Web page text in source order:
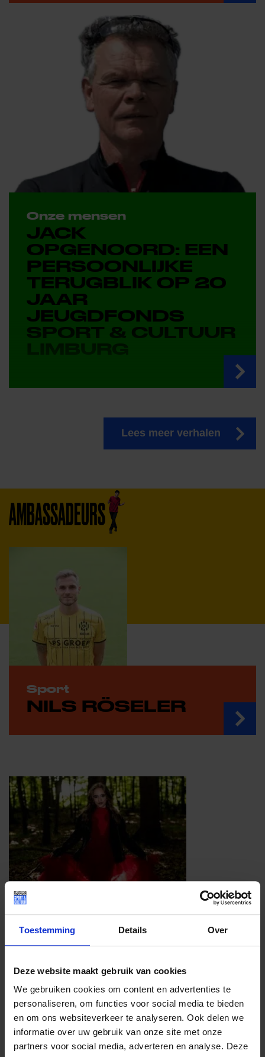
Toestemming Details Over
Deze website maakt gebruik van cookies
We gebruiken cookies om content en advertenties te
personaliseren, om functies voor social media te bieden
en om ons websiteverkeer te analyseren. Ook delen we
informatie over uw gebruik van onze site met onze
partners voor social media, adverteren en analyse. Deze
Onze mensen
JACK
OPGENOORD: EEN
PERSOONLIJKE
TERUGBLIK OP 20
JAAR
JEUGDFONDS
SPORT & CULTUUR
LIMBURG
Lees meer verhalen
AMBASSADEURS
Sport
NILS RÖSELER
Cultuur
EMMA KOK